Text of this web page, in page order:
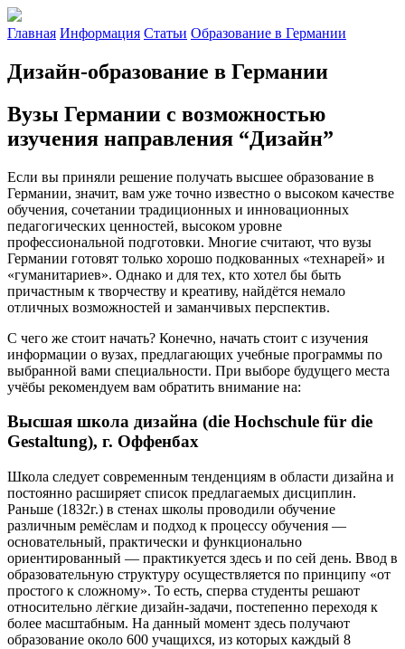
Главная Информация Статьи Образование в Германии
Дизайн-образование в Германии
Вузы Германии с возможностью
изучения направления “Дизайн”
Если вы приняли решение получать высшее образование в
Германии, значит, вам уже точно известно о высоком качестве
обучения, сочетании традиционных и инновационных
педагогических ценностей, высоком уровне
профессиональной подготовки. Многие считают, что вузы
Германии готовят только хорошо подкованных «технарей» и
«гуманитариев». Однако и для тех, кто хотел бы быть
причастным к творчеству и креативу, найдётся немало
отличных возможностей и заманчивых перспектив.
С чего же стоит начать? Конечно, начать стоит с изучения
информации о вузах, предлагающих учебные программы по
выбранной вами специальности. При выборе будущего места
учёбы рекомендуем вам обратить внимание на:
Высшая школа дизайна (die Hochschule für die
Gestaltung), г. Оффенбах
Школа следует современным тенденциям в области дизайна и
постоянно расширяет список предлагаемых дисциплин.
Раньше (1832г.) в стенах школы проводили обучение
различным ремёслам и подход к процессу обучения —
основательный, практически и функционально
ориентированный — практикуется здесь и по сей день. Ввод в
образовательную структуру осуществляется по принципу «от
простого к сложному». То есть, сперва студенты решают
относительно лёгкие дизайн-задачи, постепенно переходя к
более масштабным. На данный момент здесь получают
образование около 600 учащихся, из которых каждый 8